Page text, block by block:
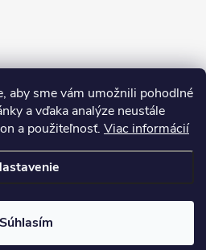
aby sme vám umožnili pohodlné
a vďaka analýze neustále
a použiteľnosť. Viac informácií
Súhlasím